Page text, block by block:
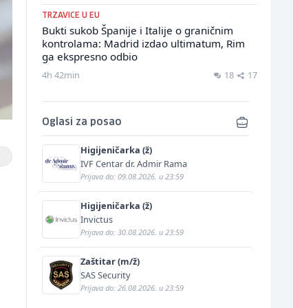
TRZAVICE U EU
Bukti sukob Španije i Italije o graničnim
kontrolama: Madrid izdao ultimatum, Rim
ga ekspresno odbio
4h 42min 18 17
Oglasi za posao
Higijeničarka (ž)
IVF Centar dr. Admir Rama
Prijava do: 09.08.2026. u 23:59
Higijeničarka (ž)
Invictus
Prijava do: 30.08.2026. u 23:59
Zaštitar (m/ž)
SAS Security
Prijava do: 26.08.2026. u 23:59